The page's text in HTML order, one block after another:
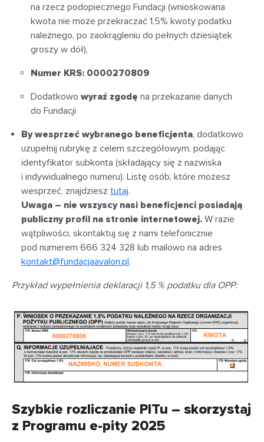
na rzecz podopiecznego Fundacji (wnioskowana
kwota nie może przekraczać 1,5% kwoty podatku
należnego, po zaokrągleniu do pełnych dziesiątek
groszy w dół),
Numer KRS: 0000270809
Dodatkowo wyraź zgodę na przekazanie danych
do Fundacji
By wesprzeć wybranego beneficjenta, dodatkowo
uzupełnij rubrykę z celem szczegółowym, podając
identyfikator subkonta (składający się z nazwiska
i indywidualnego numeru). Listę osób, które możesz
wesprzeć, znajdziesz tutaj.
Uwaga – nie wszyscy nasi beneficjenci posiadają
publiczny profil na stronie internetowej. W razie
wątpliwości, skontaktuj się z nami telefonicznie
pod numerem 666 324 328 lub mailowo na adres
kontakt@fundacjaavalon.pl.
Przykład wypełnienia deklaracji 1,5 % podatku dla OPP:
Szybkie rozliczanie PITu – skorzystaj
z Programu e-pity 2025